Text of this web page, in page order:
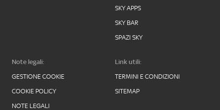
SKY APPS
SKY BAR
SPAZI SKY
Note legali:
GESTIONE COOKIE
COOKIE POLICY
NOTE LEGALI
Link utili:
TERMINI E CONDIZIONI
SITEMAP